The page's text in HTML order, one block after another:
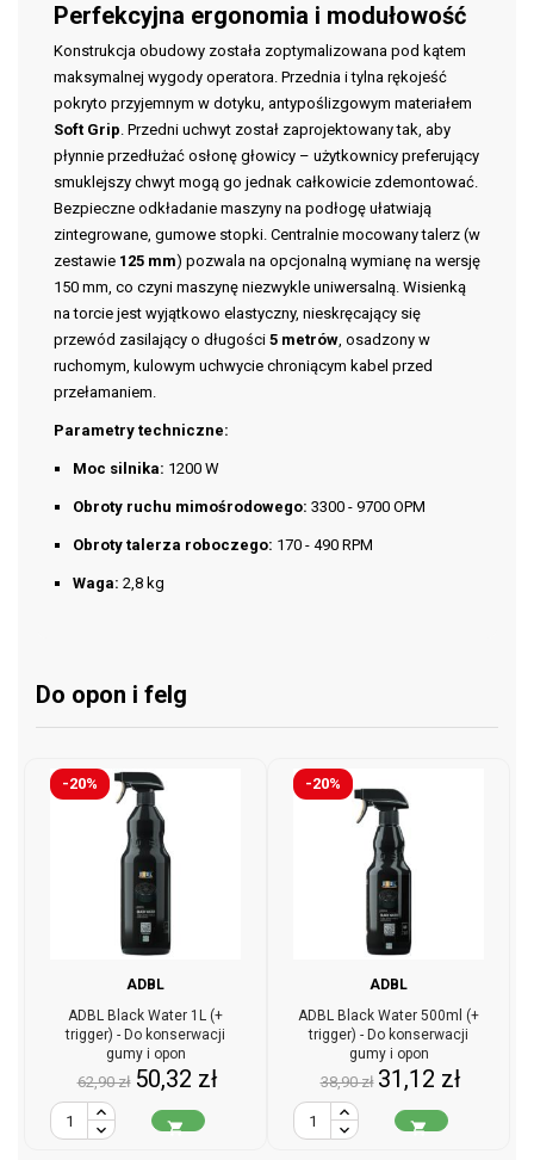
Perfekcyjna ergonomia i modułowość
Konstrukcja obudowy została zoptymalizowana pod kątem
maksymalnej wygody operatora. Przednia i tylna rękojeść
pokryto przyjemnym w dotyku, antypoślizgowym materiałem
Soft Grip. Przedni uchwyt został zaprojektowany tak, aby
płynnie przedłużać osłonę głowicy – użytkownicy preferujący
smuklejszy chwyt mogą go jednak całkowicie zdemontować.
Bezpieczne odkładanie maszyny na podłogę ułatwiają
zintegrowane, gumowe stopki. Centralnie mocowany talerz (w
zestawie 125 mm) pozwala na opcjonalną wymianę na wersję
150 mm, co czyni maszynę niezwykle uniwersalną. Wisienką
na torcie jest wyjątkowo elastyczny, nieskręcający się
przewód zasilający o długości 5 metrów, osadzony w
ruchomym, kulowym uchwycie chroniącym kabel przed
przełamaniem.
Parametry techniczne:
Moc silnika: 1200 W
Obroty ruchu mimośrodowego: 3300 - 9700 OPM
Obroty talerza roboczego: 170 - 490 RPM
Waga: 2,8 kg
Do opon i felg
-20%
ADBL
ADBL Black Water 1L (+
trigger) - Do konserwacji
gumy i opon
Cena
podstawowa
62,90 zł Cena
50,32 zł

-20%
ADBL
ADBL Black Water 500ml (+
trigger) - Do konserwacji
gumy i opon
Cena
podstawowa
38,90 zł Cena
31,12 zł
